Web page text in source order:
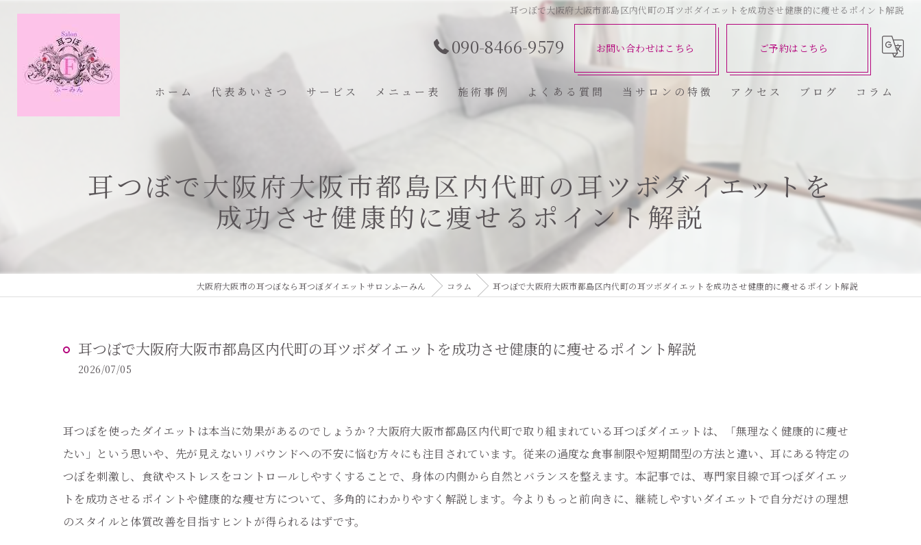
耳つぼで大阪府大阪市都島区内代町の耳ツボダイエットを成功させ健康的に痩せるポイント解説
090-8466-9579 お問い合わせはこちら ご予約はこちら
ホーム 代表あいさつ サービス メニュー表 施術事例 よくある質問 当サロンの特徴
美容エステ
アクセス ブログ コラム
耳つぼで大阪府大阪市都島区内代町の耳ツボダイエットを
成功させ健康的に痩せるポイント解説
大阪府大阪市の耳つぼなら耳つぼダイエットサロンふーみん コラム 耳つぼで大阪府大阪市都島区内代町の耳ツボダイエットを成功させ健康的に痩せるポイント解説
耳つぼで大阪府大阪市都島区内代町の耳ツボダイエットを成功させ健康的に痩せるポイント解説
2026/07/05
耳つぼを使ったダイエットは本当に効果があるのでしょうか？大阪府大阪市都島区内代町で取り組まれている耳つぼダイエットは、「無理なく健康的に痩せ
たい」という思いや、先が見えないリバウンドへの不安に悩む方々にも注目されています。従来の過度な食事制限や短期間型の方法と違い、耳にある特定の
つぼを刺激し、食欲やストレスをコントロールしやすくすることで、身体の内側から自然とバランスを整えます。本記事では、専門家目線で耳つぼダイエッ
トを成功させるポイントや健康的な痩せ方について、多角的にわかりやすく解説します。今よりもっと前向きに、継続しやすいダイエットで自分だけの理想
のスタイルと体質改善を目指すヒントが得られるはずです。